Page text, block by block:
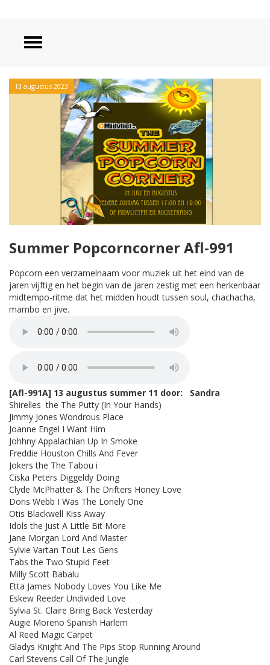
13 augustus 2023
Summer Popcorncorner Afl-991
Popcorn een verzamelnaam voor muziek uit het eind van de
jaren vijftig en het begin van de jaren zestig met een herkenbaar
midtempo-ritme dat het midden houdt tussen soul, chachacha,
mambo en jive.
[Afl-991A] 13 augustus summer 11 door: Sandra
Shirelles the The Putty (In Your Hands)
Jimmy Jones Wondrous Place
Joanne Engel I Want Him
Johhny Appalachian Up In Smoke
Freddie Houston Chills And Fever
Jokers the The Tabou i
Ciska Peters Diggeldy Doing
Clyde McPhatter & The Drifters Honey Love
Doris Webb I Was The Lonely One
Otis Blackwell Kiss Away
Idols the Just A Little Bit More
Jane Morgan Lord And Master
Sylvie Vartan Tout Les Gens
Tabs the Two Stupid Feet
Milly Scott Babalu
Etta James Nobody Loves You Like Me
Eskew Reeder Undivided Love
Sylvia St. Claire Bring Back Yesterday
Augie Moreno Spanish Harlem
Al Reed Magic Carpet
Gladys Knight And The Pips Stop Running Around
Carl Stevens Call Of The Jungle